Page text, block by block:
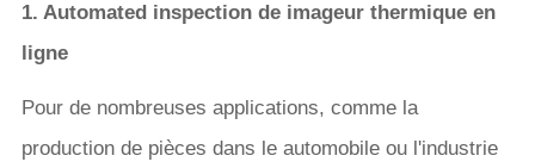
1. Automated inspection de imageur thermique en
ligne
Pour de nombreuses applications, comme la
production de pièces dans le automobile ou l'industrie